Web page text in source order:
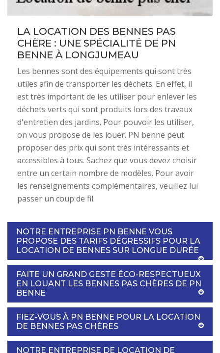
LA LOCATION DES BENNES PAS
CHÈRE : UNE SPÉCIALITÉ DE PN
BENNE À LONGJUMEAU
Les bennes sont des équipements qui sont très
utiles afin de transporter les déchets. En effet, il
est très important de les utiliser pour enlever les
déchets verts qui sont produits lors des travaux
d'entretien des jardins. Pour pouvoir les utiliser,
on vous propose de les louer. PN benne peut
proposer des prix qui sont très intéressants et
accessibles à tous. Sachez que vous devez choisir
entre un certain nombre de modèles. Pour avoir
les renseignements complémentaires, veuillez lui
passer un coup de fil.
NOTRE ENTREPRISE PN BENNE VOUS
PROPOSE DES TARIFS DÉGRESSIFS POUR LA
LOCATION DE BENNES SUR LONGUE DURÉE
FAITE UN GRAND GESTE ÉCO-RESPECTUEUX
EN LOUANT LES BENNES PAS CHÈRES DE PN
BENNE
FIEZ-VOUS À PN BENNE POUR LA LOCATION
DE BENNES PAS CHÈRES
NOTRE ENTREPRISE DE LOCATION DE